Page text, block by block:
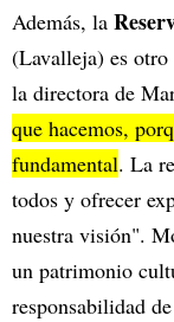
Además, la
(Lavalleja) es
la directora de
que hacemos,
fundamental. La
todos y ofrecer
nuestra visión".
un patrimonio
responsabilidad